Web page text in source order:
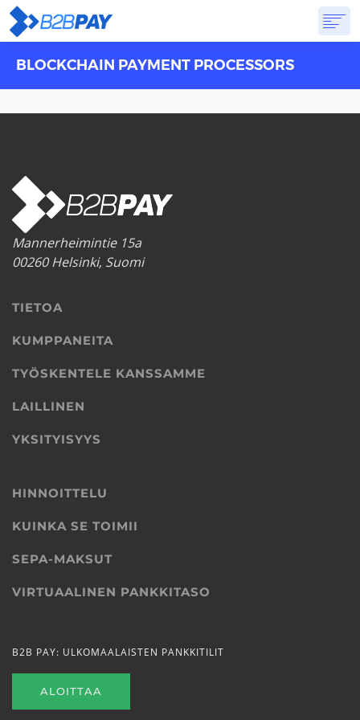
TIETOA RATKAISUT VIRTUAALIPANKKIHINNOITTELUVASTAUKSET
BLOCKCHAIN PAYMENT PROCESSORS
Mannerheimintie 15a
00260 Helsinki, Suomi
TIETOA
KUMPPANEITA
TYÖSKENTELE KANSSAMME
LAILLINEN
YKSITYISYYS
HINNOITTELU
KUINKA SE TOIMII
SEPA-MAKSUT
VIRTUAALINEN PANKKITASO
B2B PAY: ULKOMAALAISTEN PANKKITILIT
ALOITTAA